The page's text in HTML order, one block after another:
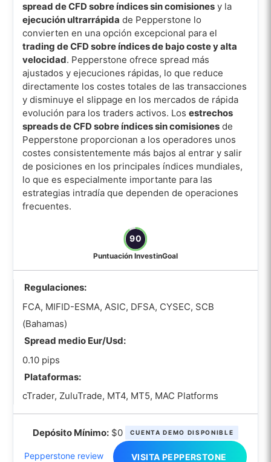
¿Cuál es el mejor broker Forex para
operar con índices con la plataforma
MT4?
¿Cuál es el mejor broker Forex para
operar con índices con la plataforma
MT5?
¿Cuál es el mejor broker para operar con
índices con una cuenta demo?
¿Cuál es el mejor bróker de trading de
índices para principiantes?
¿Cuál es el mejor broker de índices para
trading del índice de volatilidad (VIX)?
para operar con índices?
¿Cuál es la diferencia entre un broker
de índices y un broker de CFD sobre
índices?
¿Qué debo comprobar para encontrar
con índices antes de operar con el
¿Qué factores son los más
importantes a la hora de elegir el
¿Qué características y herramientas
de la plataforma de trading son
spread de CFD sobre índices sin comisionesy la
ejecución ultrarrápida de Pepperstone lo
convierten en una opción excepcional para el
trading de CFD sobre índices de bajo coste y alta
velocidad. Pepperstone ofrece spread más
ajustados y ejecuciones rápidas, lo que reduce
directamente los costes totales de las transacciones
y disminuye el slippage en los mercados de rápida
evolución para los traders activos. Los estrechos
spreads de CFD sobre índices sin comisionesde
Pepperstone proporcionan a los operadores unos
costes consistentemente más bajos al entrar y salir
de posiciones en los principales índices mundiales,
lo que es especialmente importante para las
estrategias intradía que dependen de operaciones
frecuentes.
90
Puntuación InvestinGoal
Regulaciones:
FCA, MIFID-ESMA, ASIC, DFSA, CYSEC, SCB
(Bahamas)
Spread medio Eur/Usd:
0.10 pips
Plataformas:
cTrader, ZuluTrade, MT4, MT5, MAC Platforms
Depósito Mínimo:$0 CUENTA DEMO DISPONIBLE
Pepperstone review VISITA PEPPERSTONE